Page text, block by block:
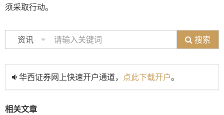
须采取行动。
资讯 搜索
华西证券网上快速开户通道， 点此下载开户。
相关文章